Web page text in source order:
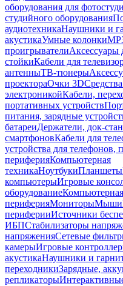
оборудования для
студийного оборудования
аудиотехникаНаушники и
акустикаУмные колонки
проигрывателиАксессуары
стойкиКабели для
антенныТВ-тюнеры
проектораОчки 3D
электроникойКабели,
портативных устройств
питания, зарядные
батареиДержатели, док-
смартфоновКабели для
устройства для телефонов,
периферияКомпьютерная
техникаНоутбукиПланшеты
компьютерыИгровые
оборудованиеКомпьютерная
периферияМониторыМыши
периферииИсточники
ИБПСтабилизаторы
напряженияСетевые
камерыИгровые
акустикаНаушники и
переходникиЗарядные,
репликаторы